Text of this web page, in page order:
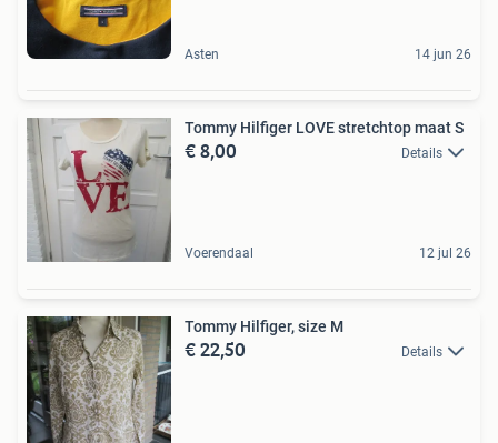
Asten 14 jun 26
Tommy Hilfiger LOVE stretchtop maat S
€ 8,00 Details
Voerendaal 12 jul 26
Tommy Hilfiger, size M
€ 22,50 Details